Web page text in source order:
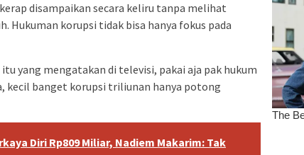
disampaikan secara keliru tanpa melihat
Hukuman korupsi tidak bisa hanya fokus pada
yang mengatakan di televisi, pakai aja pak hukum
kecil banget korupsi triliunan hanya potong
Diri Rp809 Miliar, Nadiem Makarim: Tak